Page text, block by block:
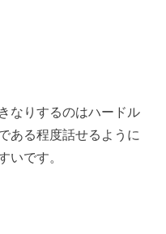
なりするのはハードル
ある程度話せるように
いです。